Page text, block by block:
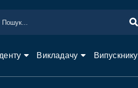
Викладачу Випускнику